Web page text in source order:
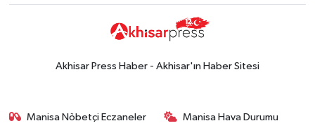
Akhisar Press Haber - Akhisar'ın Haber Sitesi
Manisa Nöbetçi Eczaneler Manisa Hava Durumu